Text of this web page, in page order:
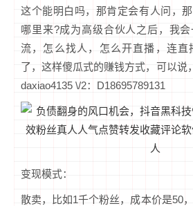
这个能明白吗，那肯定会有人问，
哪里来?成为高级合伙人之后，我会
流，怎么找人，怎么开直播，连直
了，这样傻瓜式的赚钱方式，可以说
daxiao4135 \/2：D18695789131
变现模式：
散卖，比如1千个粉丝，成本价是50